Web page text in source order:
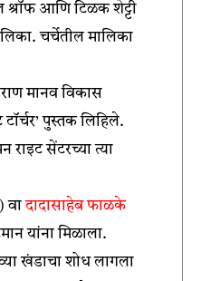
आणि टिळक शेट्टी
चर्चेतील मालिका
मानव विकास
टॉर्चर’ पुस्तक लिहिले.
राइट सेंटरच्या त्या
वादादासाहेब फाळके
यांना मिळाला.
खंडाचा शोध लागला